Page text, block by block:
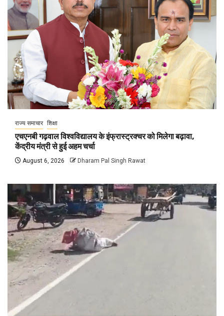
राज्य समाचार शिक्षा
एचएनबी गढ़वाल विश्वविद्यालय के इंफ्रास्ट्रक्चर को मिलेगा बढ़ावा,
केंद्रीय मंत्री से हुई अहम चर्चा
August 6, 2026 Dharam Pal Singh Rawat